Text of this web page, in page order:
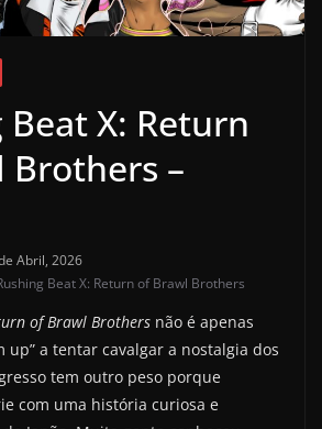
Beat X: Return
Brothers –
Abril, 2026
Beat X: Return of Brawl Brothers
of Brawl Brothers não é apenas
up” a tentar cavalgar a nostalgia dos
tem outro peso porque
com uma história curiosa e